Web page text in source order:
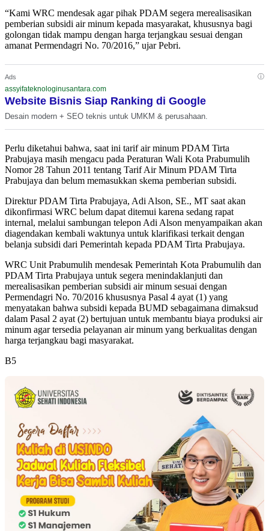
“Kami WRC mendesak agar pihak PDAM segera merealisasikan
pemberian subsidi air minum kepada masyarakat, khususnya bagi
golongan tidak mampu dengan harga terjangkau sesuai dengan
amanat Permendagri No. 70/2016,” ujar Pebri.
Ads ⓘ
assyifateknologinusantara.com
Website Bisnis Siap Ranking di Google
Desain modern + SEO teknis untuk UMKM & perusahaan.
Perlu diketahui bahwa, saat ini tarif air minum PDAM Tirta
Prabujaya masih mengacu pada Peraturan Wali Kota Prabumulih
Nomor 28 Tahun 2011 tentang Tarif Air Minum PDAM Tirta
Prabujaya dan belum memasukkan skema pemberian subsidi.
Direktur PDAM Tirta Prabujaya, Adi Alson, SE., MT saat akan
dikonfirmasi WRC belum dapat ditemui karena sedang rapat
internal, melalui sambungan telepon Adi Alson menyampaikan akan
diagendakan kembali waktunya untuk klarifikasi terkait dengan
belanja subsidi dari Pemerintah kepada PDAM Tirta Prabujaya.
WRC Unit Prabumulih mendesak Pemerintah Kota Prabumulih dan
PDAM Tirta Prabujaya untuk segera menindaklanjuti dan
merealisasikan pemberian subsidi air minum sesuai dengan
Permendagri No. 70/2016 khususnya Pasal 4 ayat (1) yang
menyatakan bahwa subsidi kepada BUMD sebagaimana dimaksud
dalam Pasal 2 ayat (2) bertujuan untuk membantu biaya produksi air
minum agar tersedia pelayanan air minum yang berkualitas dengan
harga terjangkau bagi masyarakat.
B5